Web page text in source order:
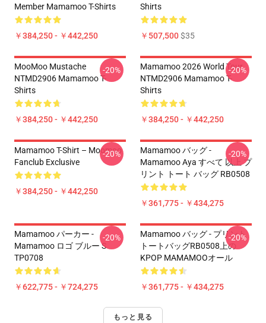
Member Mamamoo T-Shirts
￥384,250 - ￥442,250
Shirts
￥507,500$35
MooMoo Mustache
NTMD2906 Mamamoo T-
Shirts
￥384,250 - ￥442,250
-20%
Mamamoo 2026 World Tour
NTMD2906 Mamamoo T-
Shirts
￥384,250 - ￥442,250
-20%
Mamamoo T-Shirt – Moomoo
Fanclub Exclusive
￥384,250 - ￥442,250
-20%
Mamamoo バッグ -
Mamamoo Aya すべて 以上 プ
リント トート バッグ RB0508
￥361,775 - ￥434,275
-20%
Mamamoo パーカー -
Mamamoo ロゴ ブルー S
TP0708
￥622,775 - ￥724,275
-20%
Mamamoo バッグ - プリント
トートバッグRB0508上の
KPOP MAMAMOOオール
￥361,775 - ￥434,275
-20%
もっと見る